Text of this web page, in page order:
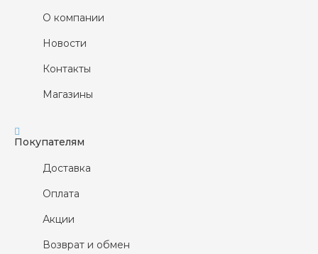
О компании
Новости
Контакты
Магазины
Покупателям
Доставка
Оплата
Акции
Возврат и обмен